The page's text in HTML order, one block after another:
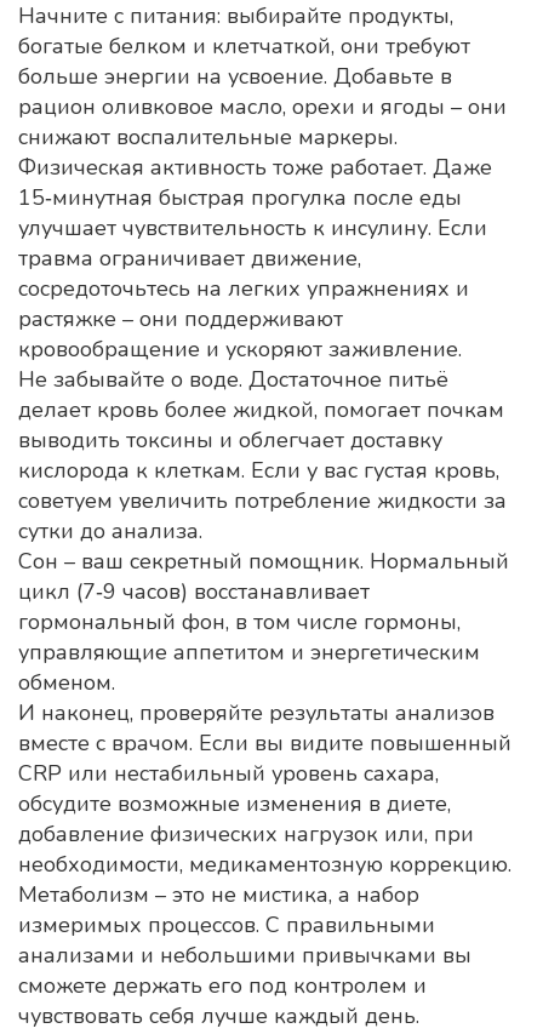
Начните с питания: выбирайте продукты,
богатые белком и клетчаткой, они требуют
больше энергии на усвоение. Добавьте в
рацион оливковое масло, орехи и ягоды – они
снижают воспалительные маркеры.
Физическая активность тоже работает. Даже
15‑минутная быстрая прогулка после еды
улучшает чувствительность к инсулину. Если
травма ограничивает движение,
сосредоточьтесь на легких упражнениях и
растяжке – они поддерживают
кровообращение и ускоряют заживление.
Не забывайте о воде. Достаточное питьё
делает кровь более жидкой, помогает почкам
выводить токсины и облегчает доставку
кислорода к клеткам. Если у вас густая кровь,
советуем увеличить потребление жидкости за
сутки до анализа.
Сон – ваш секретный помощник. Нормальный
цикл (7‑9 часов) восстанавливает
гормональный фон, в том числе гормоны,
управляющие аппетитом и энергетическим
обменом.
И наконец, проверяйте результаты анализов
вместе с врачом. Если вы видите повышенный
CRP или нестабильный уровень сахара,
обсудите возможные изменения в диете,
добавление физических нагрузок или, при
необходимости, медикаментозную коррекцию.
Метаболизм – это не мистика, а набор
измеримых процессов. С правильными
анализами и небольшими привычками вы
сможете держать его под контролем и
чувствовать себя лучше каждый день.